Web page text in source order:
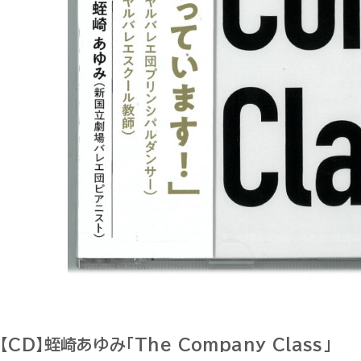
【CD】蛭崎あゆみ「The Company Class」